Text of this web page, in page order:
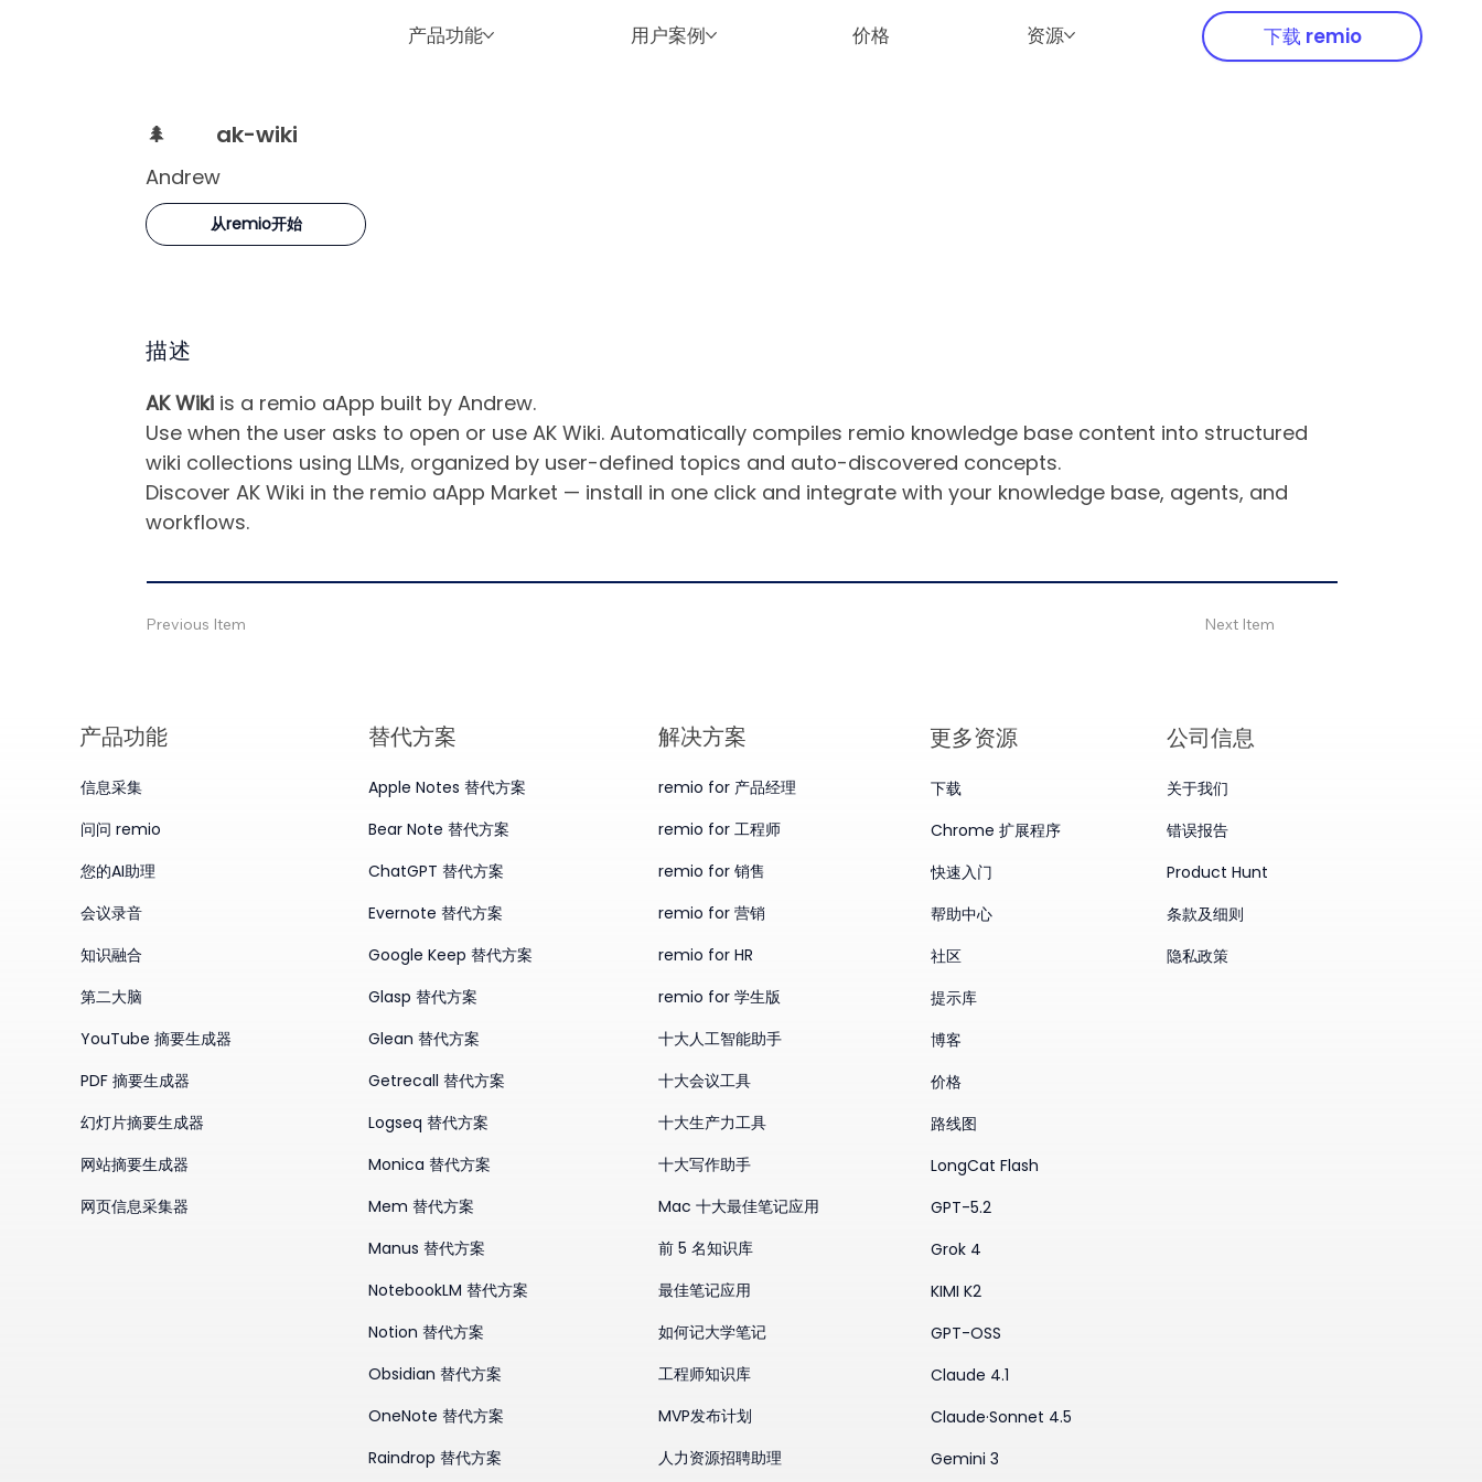
产品功能 用户案例 价格 资源 下载 remio
🌲 ak-wiki
Andrew
从remio开始
描述
AK Wiki is a remio aApp built by Andrew.
Use when the user asks to open or use AK Wiki. Automatically compiles remio knowledge base content into structured
wiki collections using LLMs, organized by user-defined topics and auto-discovered concepts.
Discover AK Wiki in the remio aApp Market — install in one click and integrate with your knowledge base, agents, and
workflows.
Previous Item Next Item
产品​功能
信息采集
问问 remio
您的AI助理
会议录音
知识融合
第二大脑
YouTube 摘要生成器
PDF 摘要生成器
幻灯片摘要生成器
网站摘要生成器
网页信息采集器
替代方案
Apple Notes 替代方案
Bear Note 替代方案
ChatGPT 替代方案
Evernote 替代方案
Google Keep 替代方案
Glasp 替代方案
Glean 替代方案
Getrecall 替代方案
Logseq 替代方案
Monica 替代方案
Mem 替代方案
Manus 替代方案
NotebookLM 替代方案
Notion 替代方案
Obsidian 替代方案
OneNote 替代方案
Raindrop 替代方案
​解决方案
remio for 产品经理
remio for 工程师
remio for 销售
remio for 营销
remio for HR
remio for 学生版
十大人工智能助手
十大会议工具
十大生产力工具
十大写作助手
Mac 十大最佳笔记应用
前 5 名知识库
最佳笔记应用
如何记大学笔记
工程师知识库
MVP发布计划
人力资源招聘助理
更多资源
下载
Chrome 扩展程序
快速入门
帮助中心
社区
提示库
博客
价格
路线图
LongCat Flash
GPT-5.2
Grok 4
KIMI K2
GPT-OSS
Claude 4.1
Claude·Sonnet 4.5
Gemini 3
公司信息
关于我们
错误报告
Product Hunt
条款及细则
隐私政策